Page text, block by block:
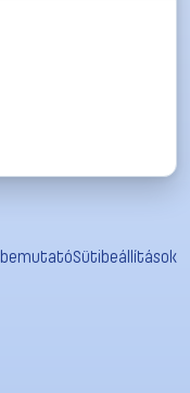
Sütibeállítások